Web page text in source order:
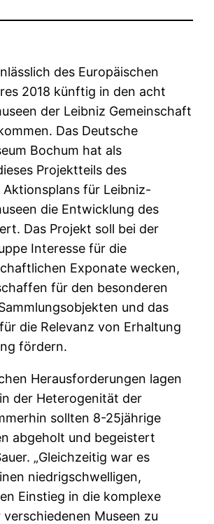
des Europäischen
2018 künftig in den acht
der Leibniz Gemeinschaft
Das Deutsche
Bochum hat als
Projektteils des
für Leibniz-
die Entwicklung des
Das Projekt soll bei der
Interesse für die
Exponate wecken,
für den besonderen
und das
die Relevanz von Erhaltung
fördern.
Herausforderungen lagen
der Heterogenität der
sollten 8-25jährige
abgeholt und begeistert
„Gleichzeitig war es
niedrigschwelligen,
Einstieg in die komplexe
Museen zu